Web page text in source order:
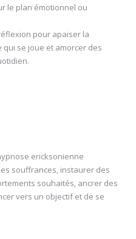
le plan émotionnel ou
pour apaiser la
se joue et amorcer des
ericksonienne
souffrances, instaurer des
souhaités, ancrer des
vers un objectif et de se